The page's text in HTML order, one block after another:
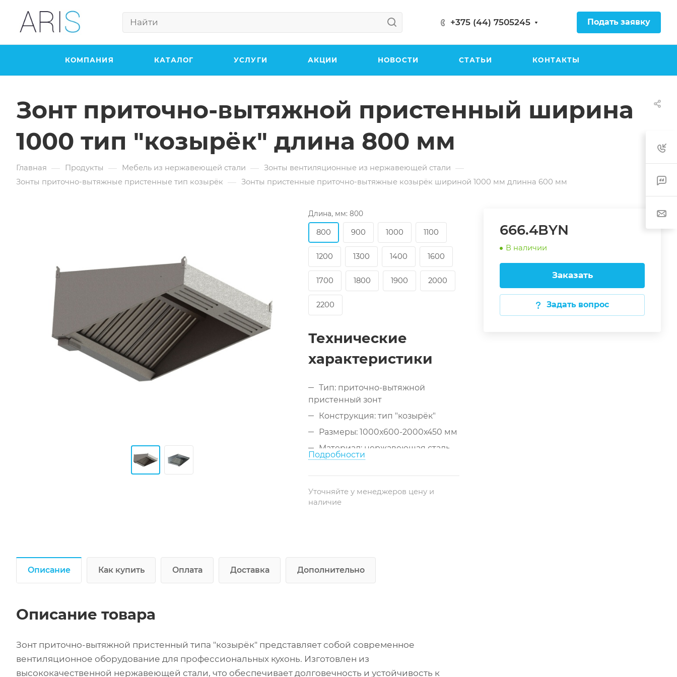
+375 (44) 7505245 Подать заявку
КОМПАНИЯ КАТАЛОГ УСЛУГИ АКЦИИ НОВОСТИ СТАТЬИ КОНТАКТЫ
Зонт приточно-вытяжной пристенный ширина
1000 тип "козырёк" длина 800 мм
Главная — Продукты — Мебель из нержавеющей стали — Зонты вентиляционные из нержавеющей стали —
Зонты приточно-вытяжные пристенные тип козырёк — Зонты пристенные приточно-вытяжные козырёк шириной 1000 мм длинна 600 мм
666.4BYN
В наличии
Заказать
Задать вопрос
Длина, мм: 800
800 900 1000 1100
1200 1300 1400 1600
1700 1800 1900 2000
2200
Технические
характеристики
Тип: приточно-вытяжной
пристенный зонт
Конструкция: тип "козырёк"
Размеры: 1000x600-2000x450 мм
Материал: нержавеющая сталь
загрязненного воздуха и подача
свежего
Подробности
Уточняйте у менеджеров цену и
наличие
Описание Как купить Оплата Доставка Дополнительно
Описание товара
Зонт приточно-вытяжной пристенный типа "козырёк" представляет собой современное
вентиляционное оборудование для профессиональных кухонь. Изготовлен из
высококачественной нержавеющей стали, что обеспечивает долговечность и устойчивость к